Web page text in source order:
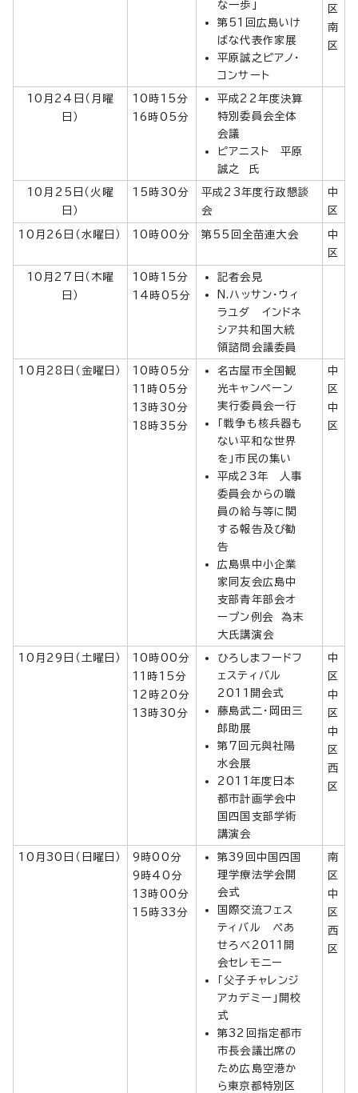
な一歩」
第51回広島いけ
ばな代表作家展
平原誠之ピアノ・
コンサート
区
南
区
10月24日（月曜
日）
10時15分
16時05分
平成22年度決算
特別委員会全体
会議
ピアニスト 平原
誠之 氏
10月25日（火曜
日）
15時30分
平成23年度行政懇談
会
中
区
10月26日（水曜日） 10時00分 第55回全苗連大会
中
区
10月27日（木曜
日）
10時15分
14時05分
記者会見
N.ハッサン・ウィ
ラユダ インドネ
シア共和国大統
領諮問会議委員
10月28日（金曜日）
10時05分
11時05分
13時30分
18時35分
名古屋市全国観
光キャンペーン
実行委員会一行
「戦争も核兵器も
ない平和な世界
を」市民の集い
平成23年 人事
委員会からの職
員の給与等に関
する報告及び勧
告
広島県中小企業
家同友会広島中
支部青年部会オ
ープン例会 為末
大氏講演会
中
区
中
区
10月29日（土曜日）
10時00分
11時15分
12時20分
13時30分
ひろしまフードフ
ェスティバル
2011開会式
藤島武二・岡田三
郎助展
第7回元與社陽
水会展
2011年度日本
都市計画学会中
国四国支部学術
講演会
中
区
中
区
中
区
西
区
10月30日（日曜日）
9時00分
9時40分
13時00分
15時33分
第39回中国四国
理学療法学会開
会式
国際交流フェス
ティバル ぺあ
せろべ2011開
会セレモニー
「父子チャレンジ
アカデミー」開校
式
第32回指定都市
市長会議出席の
ため広島空港か
ら東京都特別区
南
区
中
区
西
区